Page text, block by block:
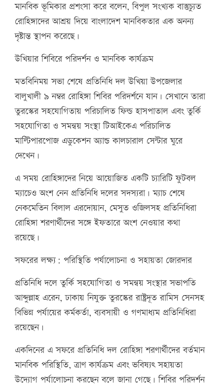
মানবিক ভূমিকার প্রশংসা করে বলেন, বিপুল সংখ্যক বাস্তুচ্যুত
রোহিঙ্গাদের আশ্রয় দিয়ে বাংলাদেশ মানবিকতার এক অনন্য
দৃষ্টান্ত স্থাপন করেছে।
উখিয়ার শিবিরে পরিদর্শন ও মানবিক কার্যক্রম
মতবিনিময় সভা শেষে প্রতিনিধি দল উখিয়া উপজেলার
বালুখালী ৯ নম্বর রোহিঙ্গা শিবির পরিদর্শনে যান। সেখানে তারা
তুরস্কের সহযোগিতায় পরিচালিত ফিল্ড হাসপাতাল এবং তুর্কি
সহযোগিতা ও সমন্বয় সংস্থা টিআইকেএ পরিচালিত
মাল্টিপারপোজ এডুকেশন অ্যান্ড কালচারাল সেন্টার ঘুরে
দেখেন।
এ সময় রোহিঙ্গাদের নিয়ে আয়োজিত একটি চ্যারিটি ফুটবল
ম্যাচেও অংশ নেন প্রতিনিধি দলের সদস্যরা। ম্যাচ শেষে
নেকমেতিন বিলাল এরদোয়ান, মেসুত ওজিলসহ প্রতিনিধিরা
রোহিঙ্গা শরণার্থীদের সঙ্গে ইফতারে অংশ নেওয়ার কথা
রয়েছে।
সফরের লক্ষ্য: পরিস্থিতি পর্যালোচনা ও সহায়তা জোরদার
প্রতিনিধি দলে তুর্কি সহযোগিতা ও সমন্বয় সংস্থার সভাপতি
আব্দুল্লাহ এরেন, ঢাকায় নিযুক্ত তুরস্কের রাষ্ট্রদূত রামিস সেনসহ
বিভিন্ন পর্যায়ের কর্মকর্তা, ব্যবসায়ী ও গণমাধ্যম প্রতিনিধিরা
রয়েছেন।
একদিনের এ সফরে প্রতিনিধি দল রোহিঙ্গা শরণার্থীদের বর্তমান
মানবিক পরিস্থিতি, ত্রাণ কার্যক্রম এবং ভবিষ্যৎ সহায়তা
উদ্যোগ পর্যালোচনা করছেন বলে জানা গেছে। শিবির পরিদর্শন